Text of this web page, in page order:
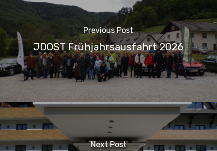
Previous Post
JDOST Frühjahrsausfahrt 2026
Next Post